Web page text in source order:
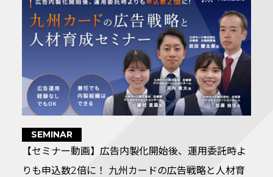
SEMINAR
【セミナー動画】広告内製化開始後、運用委託時よ
りも申込数2倍に！ 九州カードの広告戦略と人材育